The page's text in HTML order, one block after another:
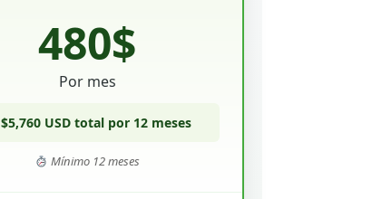
480$
Por mes
$5,760 USD total por 12 meses
Mínimo 12 meses